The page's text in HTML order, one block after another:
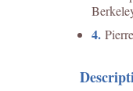
4.